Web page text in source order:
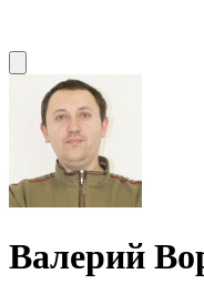
Валерий